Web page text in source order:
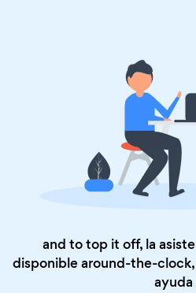
and to top it off, la
disponible around-the-clock,
ayuda